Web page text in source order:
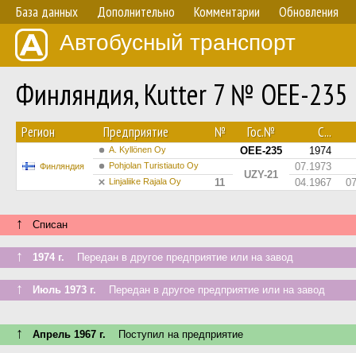
База данных Дополнительно Комментарии Обновления
Автобусный транспорт
Финляндия, Kutter 7 № OEE-235
Регион Предприятие № Гос.№ С...
Финляндия
A. Kyllönen Oy OEE-235 1974
Pohjolan Turistiauto Oy
UZY-21
07.1973
Linjaliike Rajala Oy 11 04.1967
↑ Списан
↑ 1974 г. Передан в другое предприятие или на завод
↑ Июль 1973 г. Передан в другое предприятие или на завод
↑ Апрель 1967 г. Поступил на предприятие